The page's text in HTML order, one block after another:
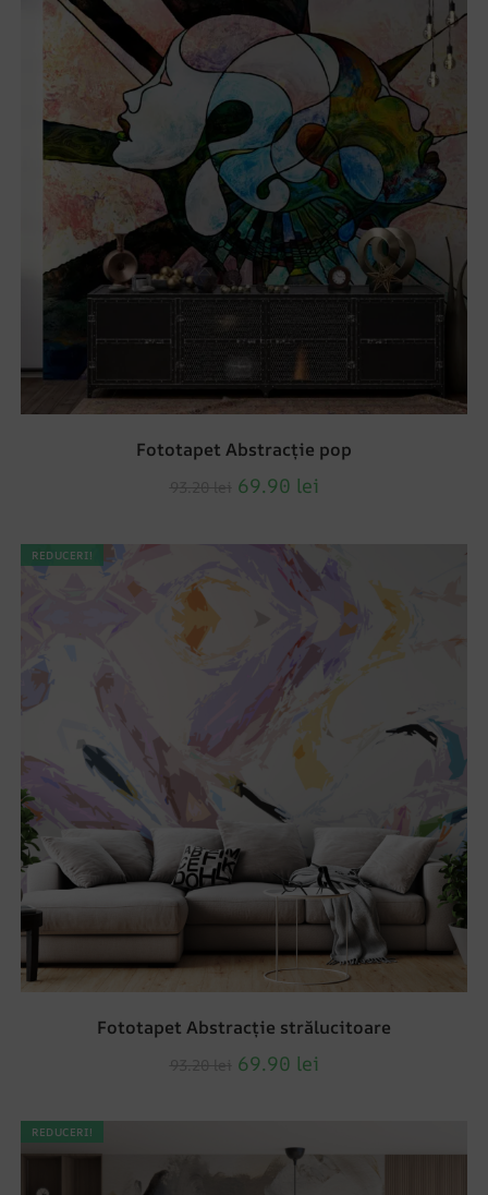
Fototapet Abstracție pop
69.90 lei
REDUCERI!
Fototapet Abstracție strălucitoare
69.90 lei
REDUCERI!